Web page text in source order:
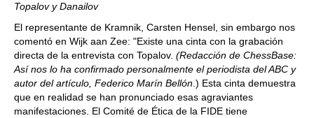
Topalov y Danailov
El representante de Kramnik, Carsten Hensel, sin embargo nos
comentó en Wijk aan Zee: "Existe una cinta con la grabación
directa de la entrevista con Topalov. (Redacción de ChessBase:
Así nos lo ha confirmado personalmente el periodista del ABC y
autor del artículo, Federico Marín Bellón.) Esta cinta demuestra
que en realidad se han pronunciado esas agraviantes
manifestaciones. El Comité de Ética de la FIDE tiene